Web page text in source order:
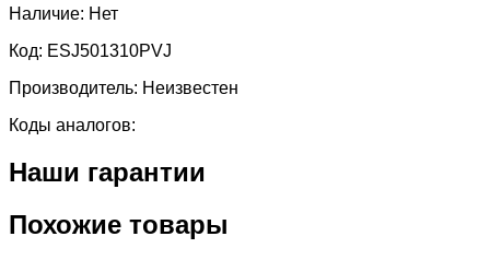
Наличие: Нет
Код: ESJ501310PVJ
Производитель: Неизвестен
Коды аналогов:
Наши гарантии
Похожие товары